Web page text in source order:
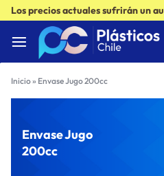
Los precios actuales sufrirán un
Inicio» Envase Jugo 200cc
Envase Jugo
200cc